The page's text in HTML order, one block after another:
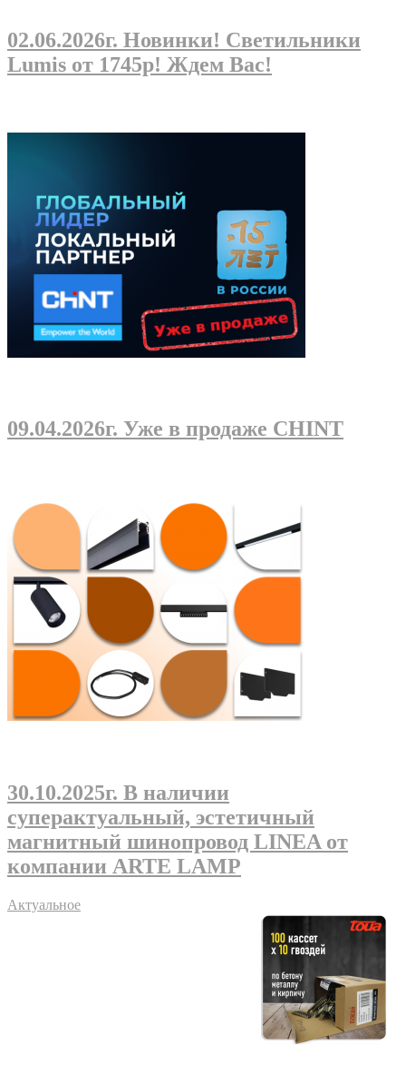
02.06.2026г. Новинки! Светильники
Lumis от 1745р! Ждем Вас!
09.04.2026г. Уже в продаже CHINT
30.10.2025г. В наличии
суперактуальный, эстетичный
магнитный шинопровод LINEA от
компании ARTE LAMP
Актуальное